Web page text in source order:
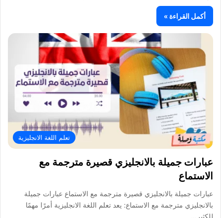
أكمل القراءة »
تعلم اللغة الانجليزية
عبارات جميلة بالانجليزي قصيرة مترجمة مع
الاستماع
عبارات جميلة بالانجليزي قصيرة مترجمة مع الاستماع عبارات جميلة
بالانجليزي مترجمة مع الاستماع: يعد تعلم اللغة الانجليزية أمرًا مهمًا